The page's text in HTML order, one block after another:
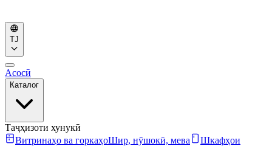
TJ
Асосӣ
Каталог
Таҷҳизоти хунукӣ
Витринаҳо ва горкаҳоШир, нӯшокӣ, мева
Шкафҳои